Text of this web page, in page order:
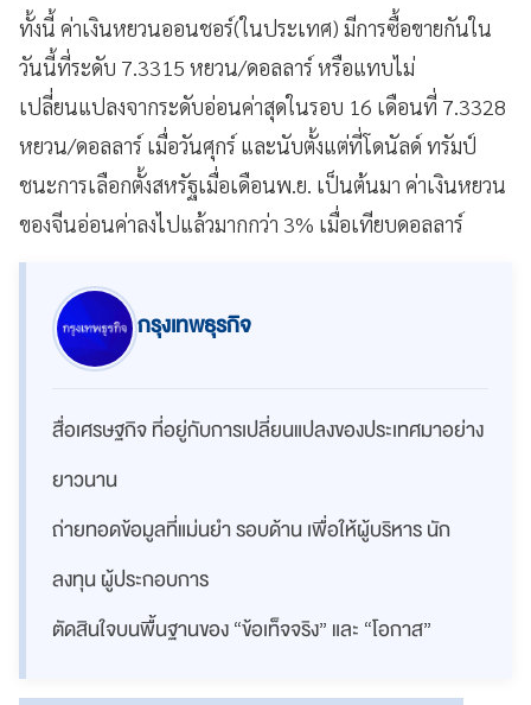
ทั้งนี้ ค่าเงินหยวนออนชอร์(ในประเทศ) มีการซื้อขายกันใน
วันนี้ที่ระดับ 7.3315 หยวน/ดอลลาร์ หรือแทบไม่
เปลี่ยนแปลงจากระดับอ่อนค่าสุดในรอบ 16 เดือนที่ 7.3328
หยวน/ดอลลาร์ เมื่อวันศุกร์ และนับตั้งแต่ที่โดนัลด์ ทรัมป์
ชนะการเลือกตั้งสหรัฐเมื่อเดือนพ.ย. เป็นต้นมา ค่าเงินหยวน
ของจีนอ่อนค่าลงไปแล้วมากกว่า 3% เมื่อเทียบดอลลาร์
กรุงเทพธุรกิจ
สื่อเศรษฐกิจ ที่อยู่กับการเปลี่ยนแปลงของประเทศมาอย่าง
ยาวนาน
ถ่ายทอดข้อมูลที่แม่นยำ รอบด้าน เพื่อให้ผู้บริหาร นัก
ลงทุน ผู้ประกอบการ
ตัดสินใจบนพื้นฐานของ “ข้อเท็จจริง” และ “โอกาส”